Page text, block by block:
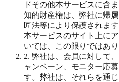
ドその他本サービスに含
知的財産権は、弊社に帰
匠法等により保護されま
本サービスのサイト上に
いては、この限りではあり
2. 弊社は、会員に対して
ャンペーン、モニター応
す。弊社は、それらを通